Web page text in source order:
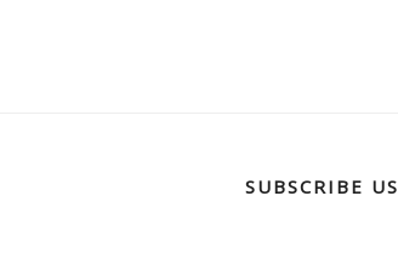
SUBSCRIBE US